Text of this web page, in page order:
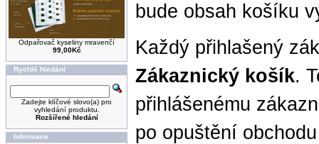
Odpařovač kyseliny mravenčí
99,00Kč
Rychlé hledání
Zadejte klíčové slovo(a) pro
vyhledání produktu.
Rozšířené hledání
Informace
bude obsah košíku
Každý přihlašený
Zákaznický košík.
přihlášenému
po opuštění